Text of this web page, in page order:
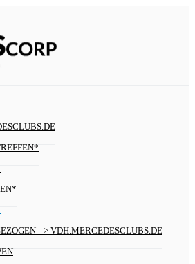
--> VDH.MERCEDESCLUBS.DE